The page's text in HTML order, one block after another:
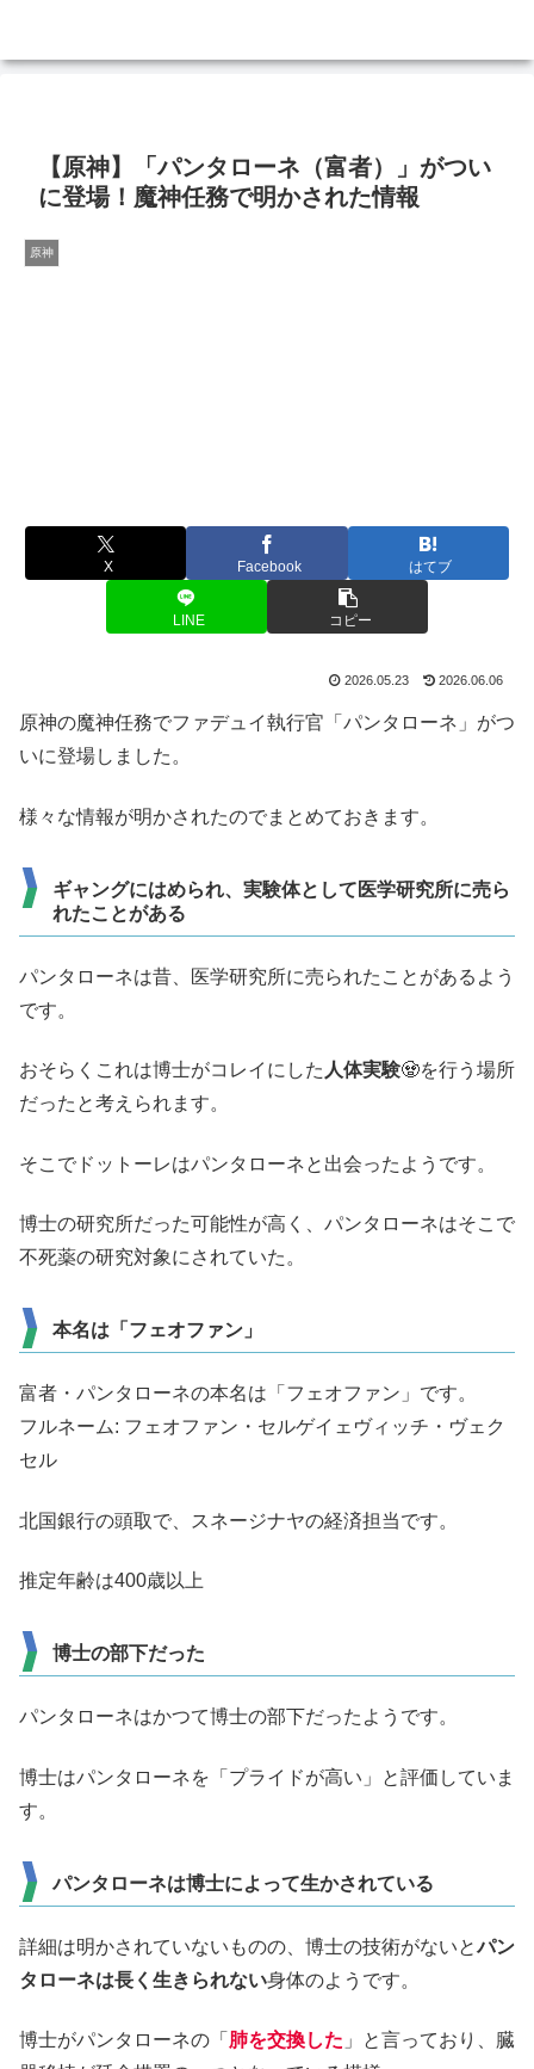
【原神】「パンタローネ（富者）」がつい
に登場！魔神任務で明かされた情報
原神
X Facebook はてブ
LINE コピー
2026.05.23 2026.06.06
原神の魔神任務でファデュイ執行官「パンタローネ」がつ
いに登場しました。
様々な情報が明かされたのでまとめておきます。
ギャングにはめられ、実験体として医学研究所に売ら
れたことがある
パンタローネは昔、医学研究所に売られたことがあるよう
です。
おそらくこれは博士がコレイにした 人体実験🧟を行う場所
だったと考えられます。
そこでドットーレはパンタローネと出会ったようです。
博士の研究所だった可能性が高く、パンタローネはそこで
不死薬の研究対象にされていた。
本名は「フェオファン」
富者・パンタローネの本名は「フェオファン」です。
フルネーム: フェオファン・セルゲイェヴィッチ・ヴェク
セル
北国銀行の頭取で、スネージナヤの経済担当です。
推定年齢は400歳以上
博士の部下だった
パンタローネはかつて博士の部下だったようです。
博士はパンタローネを「プライドが高い」と評価していま
す。
パンタローネは博士によって生かされている
詳細は明かされていないものの、博士の技術がないとパン
タローネは長く生きられない身体のようです。
博士がパンタローネの「 肺を交換した 」と言っており、臓